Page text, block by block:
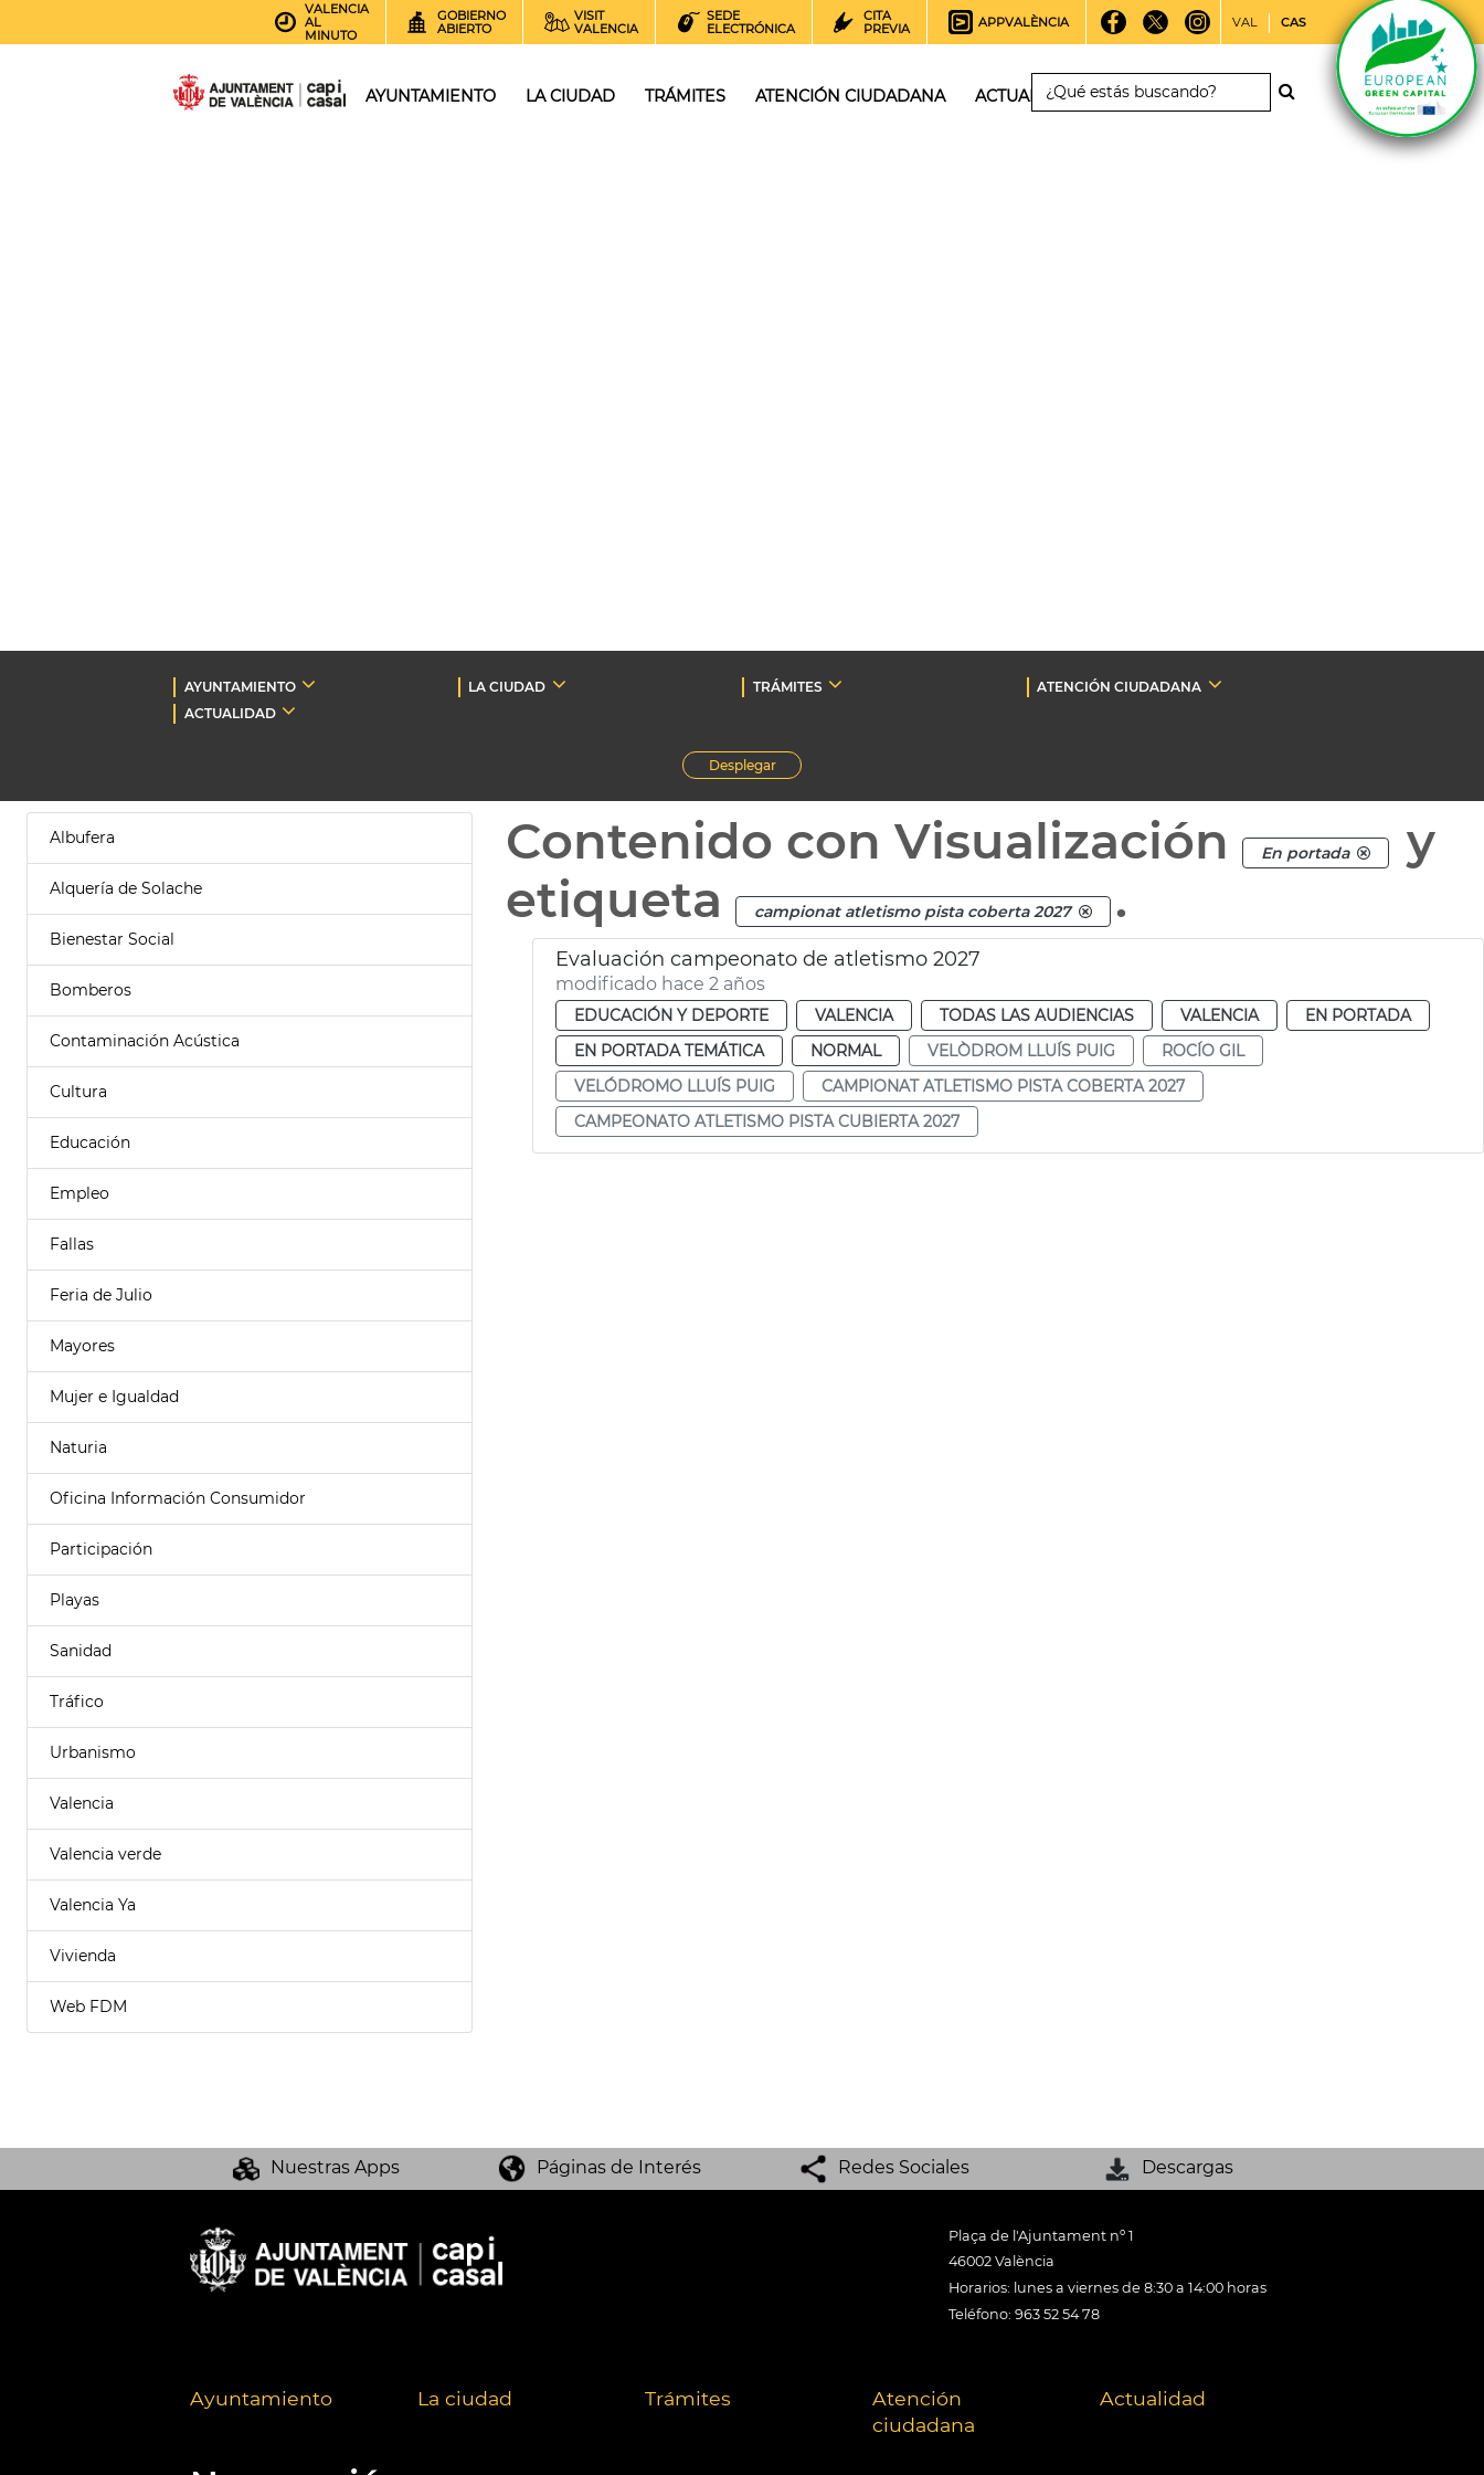
VALENCIA
AL
MINUTO
GOBIERNO
ABIERTO
VISIT
VALENCIA
SEDE
ELECTRÓNICA
CITA
PREVIA
APPVALÈNCIA VAL CAS
AYUNTAMIENTO LA CIUDAD TRÁMITES ATENCIÓN CIUDADANA ACTUALIDAD
AYUNTAMIENTO LA CIUDAD TRÁMITES
ATENCIÓN CIUDADANA
ACTUALIDAD
Desplegar
Albufera
Alquería de Solache
Bienestar Social
Bomberos
Contaminación Acústica
Cultura
Educación
Empleo
Fallas
Feria de Julio
Mayores
Mujer e Igualdad
Naturia
Oficina Información Consumidor
Participación
Playas
Sanidad
Tráfico
Urbanismo
Valencia
Valencia verde
Valencia Ya
Vivienda
Web FDM
Contenido con Visualización En portada
y
etiqueta
campionat atletismo pista coberta 2027 .
Evaluación campeonato de atletismo 2027
modificado hace 2 años
EDUCACIÓN Y DEPORTE VALENCIA TODAS LAS AUDIENCIAS VALENCIA
EN PORTADA
EN PORTADA TEMÁTICA
NORMAL VELÒDROM LLUÍS PUIG
ROCÍO GIL
VELÓDROMO LLUÍS PUIG
CAMPIONAT ATLETISMO PISTA COBERTA 2027
CAMPEONATO ATLETISMO PISTA CUBIERTA 2027
Nuestras Apps Páginas de Interés Redes Sociales Descargas
Plaça de l'Ajuntament nº 1
46002 València
Horarios: lunes a viernes de 8:30 a 14:00 horas
Teléfono: 963 52 54 78
Ayuntamiento La ciudad Trámites
Atención
ciudadana
Actualidad